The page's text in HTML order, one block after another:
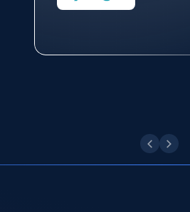
Youtube - Videos posts -
URL, Title, Youtuber, Youtuber
Youtube - Videos posts -
Technologies and Pricing at